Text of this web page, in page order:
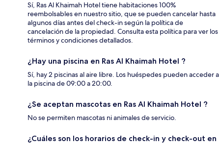
Sí, Ras Al Khaimah Hotel tiene habitaciones 100%
reembolsables en nuestro sitio, que se pueden cancelar hasta
algunos días antes del check-in según la política de
cancelación de la propiedad. Consulta esta política para ver los
términos y condiciones detallados.
¿Hay una piscina en Ras Al Khaimah Hotel ?
Sí, hay 2 piscinas al aire libre. Los huéspedes pueden acceder a
la piscina de 09:00 a 20:00.
¿Se aceptan mascotas en Ras Al Khaimah Hotel ?
No se permiten mascotas ni animales de servicio.
¿Cuáles son los horarios de check-in y check-out en